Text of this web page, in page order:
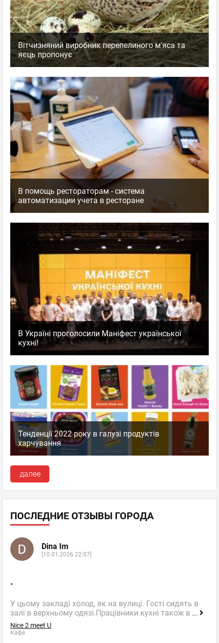
Вітчизняний виробник перепелиного м'яса та
яєць пропонує
В помощь рестораторам - система
автоматизации учета в ресторане
В Україні проголосили Маніфест української
кухні!
Тенденції 2022 року в галузі продуктів
харчування
далее
ПОСЛЕДНИЕ ОТЗЫВЫ ГОРОДА
Dina Im
[10.01.2026 22:07]
.
У цьому закладі холод, як на вулиці. Гості сидять в
залі в верхньому одязі.Працівники кухні також в ...
Nice 2 meet U
Кафе